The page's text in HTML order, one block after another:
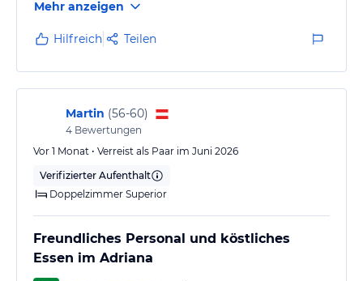
Mehr anzeigen
Hilfreich Teilen
Martin (56-60)
4 Bewertungen
Vor 1 Monat • Verreist als Paar im Juni 2026
Verifizierter Aufenthalt
Doppelzimmer Superior
Freundliches Personal und köstliches
Essen im Adriana